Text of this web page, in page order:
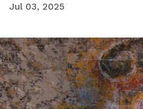
Jul 03, 2025